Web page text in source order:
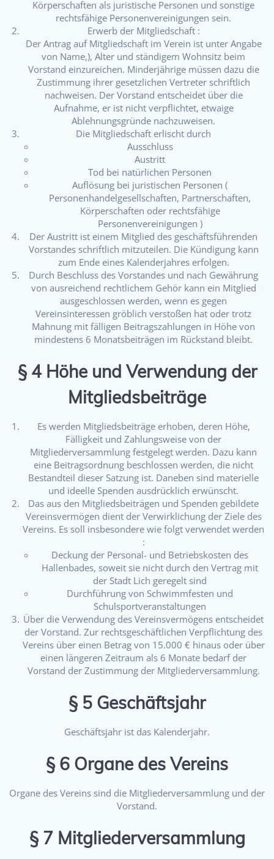
Körperschaften als juristische Personen und sonstige
rechtsfähige Personenvereinigungen sein.
Erwerb der Mitgliedschaft :
Der Antrag auf Mitgliedschaft im Verein ist unter Angabe
von Name,), Alter und ständigem Wohnsitz beim
Vorstand einzureichen. Minderjährige müssen dazu die
Zustimmung ihrer gesetzlichen Vertreter schriftlich
nachweisen. Der Vorstand entscheidet über die
Aufnahme, er ist nicht verpflichtet, etwaige
Ablehnungsgründe nachzuweisen.
Die Mitgliedschaft erlischt durch
Ausschluss
Austritt
Tod bei natürlichen Personen
Auflösung bei juristischen Personen (
Personenhandelgesellschaften, Partnerschaften,
Körperschaften oder rechtsfähige
Personenvereinigungen )
Der Austritt ist einem Mitglied des geschäftsführenden
Vorstandes schriftlich mitzuteilen. Die Kündigung kann
zum Ende eines Kalenderjahres erfolgen.
Durch Beschluss des Vorstandes und nach Gewährung
von ausreichend rechtlichem Gehör kann ein Mitglied
ausgeschlossen werden, wenn es gegen
Vereinsinteressen gröblich verstoßen hat oder trotz
Mahnung mit fälligen Beitragszahlungen in Höhe von
mindestens 6 Monatsbeiträgen im Rückstand bleibt.
§ 4 Höhe und Verwendung der
Mitgliedsbeiträge
Es werden Mitgliedsbeiträge erhoben, deren Höhe,
Fälligkeit und Zahlungsweise von der
Mitgliederversammlung festgelegt werden. Dazu kann
eine Beitragsordnung beschlossen werden, die nicht
Bestandteil dieser Satzung ist. Daneben sind materielle
und ideelle Spenden ausdrücklich erwünscht.
Das aus den Mitgliedsbeiträgen und Spenden gebildete
Vereinsvermögen dient der Verwirklichung der Ziele des
Vereins. Es soll insbesondere wie folgt verwendet werden
:
Deckung der Personal- und Betriebskosten des
Hallenbades, soweit sie nicht durch den Vertrag mit
der Stadt Lich geregelt sind
Durchführung von Schwimmfesten und
Schulsportveranstaltungen
Über die Verwendung des Vereinsvermögens entscheidet
der Vorstand. Zur rechtsgeschäftlichen Verpflichtung des
Vereins über einen Betrag von 15.000 € hinaus oder über
einen längeren Zeitraum als 6 Monate bedarf der
Vorstand der Zustimmung der Mitgliederversammlung.
§ 5 Geschäftsjahr
Geschäftsjahr ist das Kalenderjahr.
§ 6 Organe des Vereins
Organe des Vereins sind die Mitgliederversammlung und der
Vorstand.
§ 7 Mitgliederversammlung